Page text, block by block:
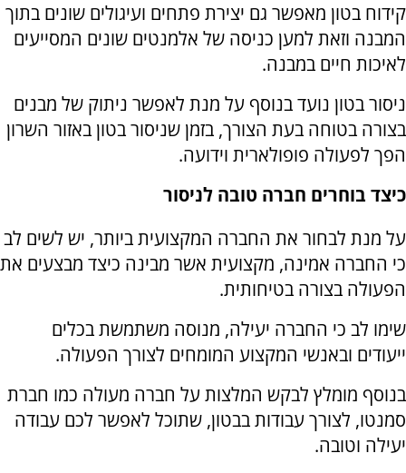
קידוח בטון מאפשר גם יצירת פתחים ועיגולים שונים בתוך
המבנה וזאת למען כניסה של אלמנטים שונים המסייעים
לאיכות חיים במבנה.
ניסור בטון נועד בנוסף על מנת לאפשר ניתוק של מבנים
בצורה בטוחה בעת הצורך, בזמן שניסור בטון באזור השרון
הפך לפעולה פופולארית וידועה.
כיצד בוחרים חברה טובה לניסור
על מנת לבחור את החברה המקצועית ביותר, יש לשים לב
כי החברה אמינה, מקצועית אשר מבינה כיצד מבצעים את
הפעולה בצורה בטיחותית.
שימו לב כי החברה יעילה, מנוסה משתמשת בכלים
ייעודים ובאנשי המקצוע המומחים לצורך הפעולה.
בנוסף מומלץ לבקש המלצות על חברה מעולה כמו חברת
סמנטו, לצורך עבודות בבטון, שתוכל לאפשר לכם עבודה
יעילה וטובה.